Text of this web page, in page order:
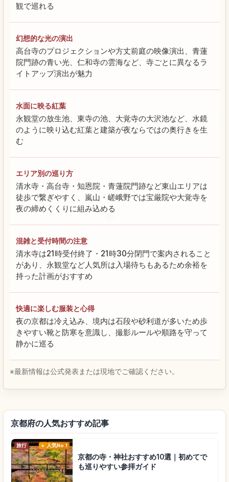
観で巡れる
幻想的な光の演出
高台寺のプロジェクションや方丈前庭の映像演出、青蓮
院門跡の青い光、仁和寺の雲海など、寺ごとに異なるラ
イトアップ演出が魅力
水面に映る紅葉
永観堂の放生池、東寺の池、大覚寺の大沢池など、水鏡
のように映り込む紅葉と建築が夜ならではの奥行きを生
む
エリア別の巡り方
清水寺・高台寺・知恩院・青蓮院門跡など東山エリアは
徒歩で繋ぎやすく、嵐山・嵯峨野では宝厳院や大覚寺を
夜の締めくくりに組み込める
混雑と受付時間の注意
清水寺は21時受付終了・21時30分閉門で案内されること
があり、永観堂など人気所は入場待ちもあるため余裕を
持った計画がおすすめ
快適に楽しむ服装と心得
夜の京都は冷え込み、境内は石段や砂利道が多いため歩
きやすい靴と防寒を意識し、撮影ルールや順路を守って
静かに巡る
※最新情報は公式発表または現地でご確認ください。
京都府の人気おすすめ記事
旅行 人気No.1
京都の寺・神社おすすめ10選｜初めてで
も巡りやすい参拝ガイド